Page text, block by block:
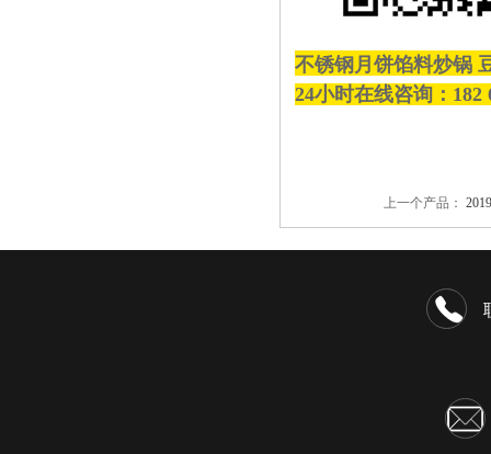
不锈钢月饼馅料炒锅
24小时在线咨询：182
上一个产品：